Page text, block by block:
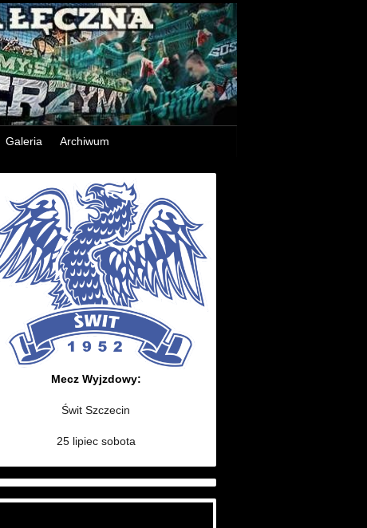
Galeria Archiwum
Mecz Wyjzdowy:
Świt Szczecin
25 lipiec sobota